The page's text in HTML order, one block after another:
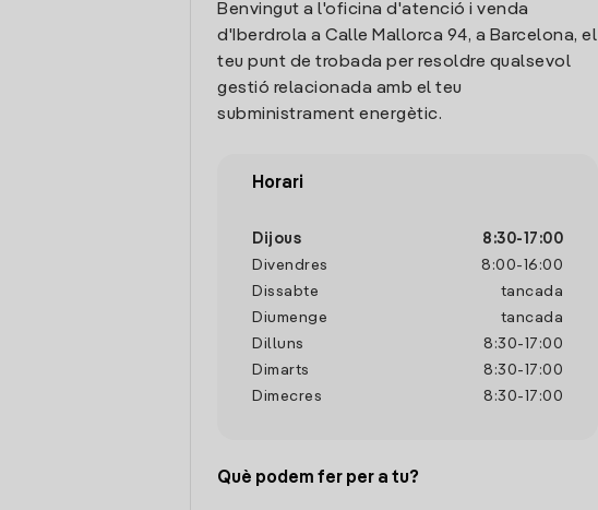
Benvingut a l'oficina d'atenció i venda
d'Iberdrola a Calle Mallorca 94, a Barcelona, el
teu punt de trobada per resoldre qualsevol
gestió relacionada amb el teu
subministrament energètic.
Horari
Dijous 8:30- 17:00
Divendres
8:00- 16:00
Dissabte
tancada
Diumenge
tancada
Dilluns
8:30- 17:00
Dimarts
8:30- 17:00
Dimecres
8:30- 17:00
Què podem fer per a tu?